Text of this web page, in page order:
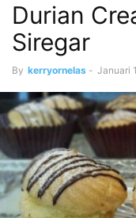
Durian
Siregar
By kerryornelas - Januari